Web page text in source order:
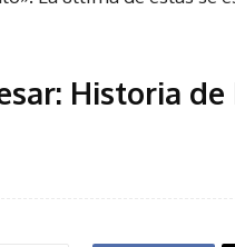
Historia